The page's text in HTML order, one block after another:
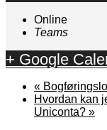
Online
Teams
+ Google
«
Hvordan kan
Uniconta? »